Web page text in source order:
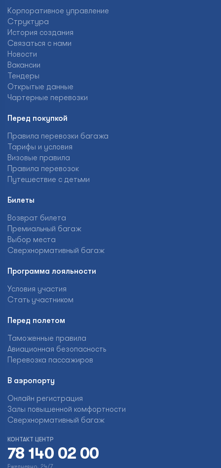
Корпоративное управление
Структура
История создания
Связаться с нами
Новости
Вакансии
Тендеры
Открытые данные
Чартерные перевозки
Перед покупкой
Правила перевозки багажа
Тарифы и условия
Визовые правила
Правила перевозок
Путешествие с детьми
Билеты
Возврат билета
Премиальный багаж
Выбор места
Сверхнормативный багаж
Программа лояльности
Условия участия
Стать участником
Перед полетом
Таможенные правила
Авиационная безопасность
Перевозка пассажиров
В аэропорту
Онлайн регистрация
Залы повышенной комфортности
Сверхнормативный багаж
КОНТАКТ ЦЕНТР
78 140 02 00
Ежедневно, 24/7